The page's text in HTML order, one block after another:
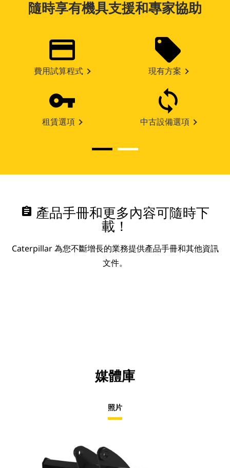
隨時享有機具支援和專家協助
費用試算程式 現有方案
租賃選項 中古設備選項
assignment 產品手冊和更多內容可隨時下
載！
Caterpillar 為您不斷增長的業務提供產品手冊和其他資訊
文件。
媒體庫
照片